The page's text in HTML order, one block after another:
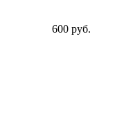
600 руб.